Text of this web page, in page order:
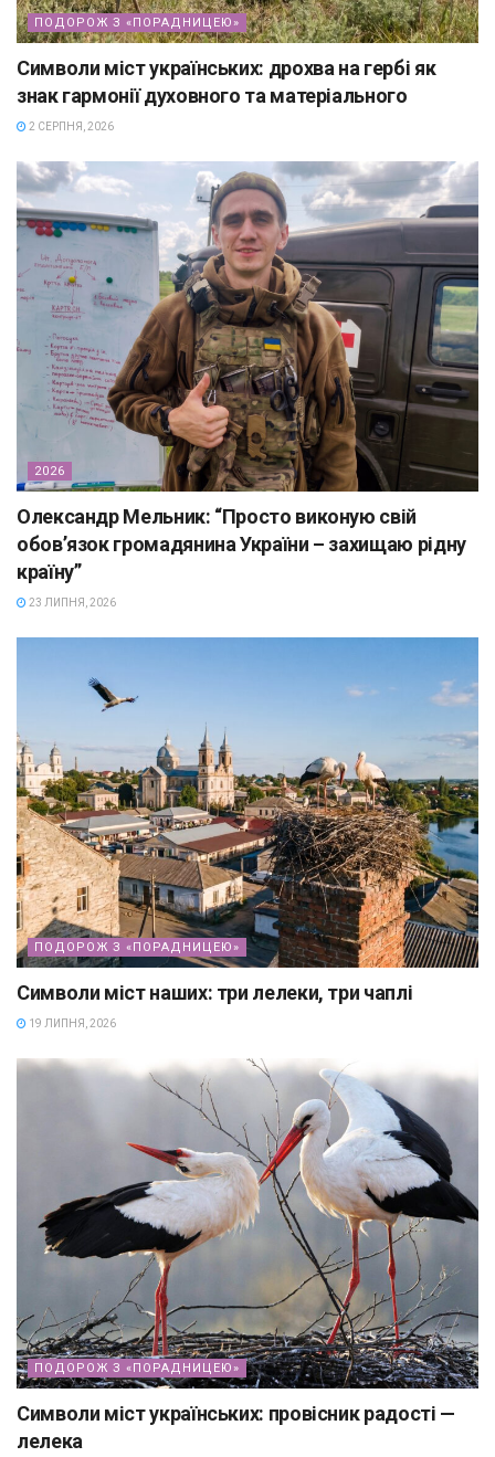
ПОДОРОЖ З «ПОРАДНИЦЕЮ»
Символи міст українських: дрохва на гербі як
знак гармонії духовного та матеріального
2 СЕРПНЯ, 2026
2026
Олександр Мельник: “Просто виконую свій
обов’язок громадянина України – захищаю рідну
країну”
23 ЛИПНЯ, 2026
ПОДОРОЖ З «ПОРАДНИЦЕЮ»
Символи міст наших: три лелеки, три чаплі
19 ЛИПНЯ, 2026
ПОДОРОЖ З «ПОРАДНИЦЕЮ»
Символи міст українських: провісник радості —
лелека